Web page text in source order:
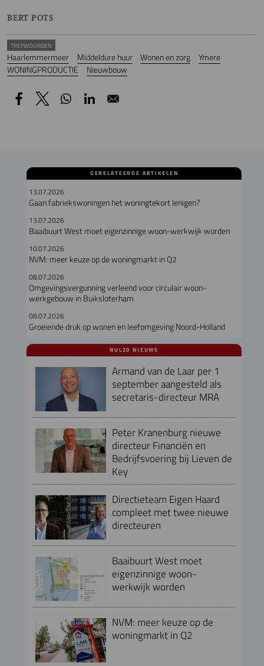
BERT POTS
TREFWOORDEN
Haarlemmermeer Middeldure huur Wonen en zorg
Ymere
WONINGPRODUCTIE
Nieuwbouw
GERELATEERDE ARTIKELEN
13.07.2026
Gaan fabriekswoningen het woningtekort lenigen?
13.07.2026
Baaibuurt West moet eigenzinnige woon-werkwijk worden
10.07.2026
NVM: meer keuze op de woningmarkt in Q2
08.07.2026
Omgevingsvergunning verleend voor circulair woon-
werkgebouw in Buiksloterham
08.07.2026
Groeiende druk op wonen en leefomgeving Noord-Holland
NUL20 NIEUWS
Armand van de Laar per 1
september aangesteld als
secretaris-directeur MRA
Peter Kranenburg nieuwe
directeur Financiën en
Bedrijfsvoering bij Lieven de
Key
Directieteam Eigen Haard
compleet met twee nieuwe
directeuren
Baaibuurt West moet
eigenzinnige woon-
werkwijk worden
NVM: meer keuze op de
woningmarkt in Q2